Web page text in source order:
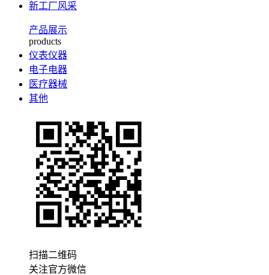
新工厂风采
产品展示
products
仪表仪器
电子电器
医疗器械
其他
扫描二维码
关注官方微信